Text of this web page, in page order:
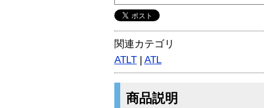
関連カテゴリ
ATLT | ATL
商品説明